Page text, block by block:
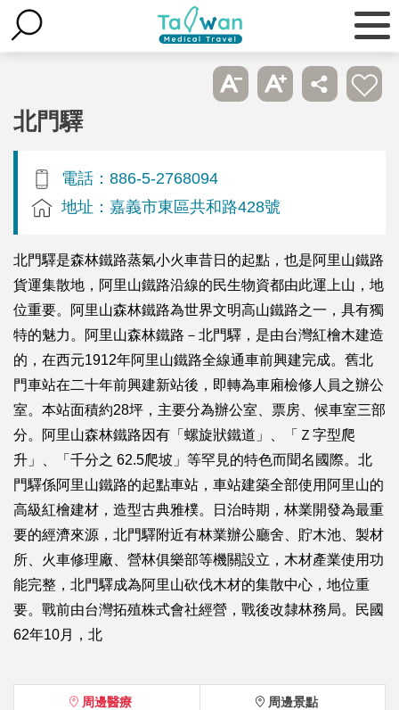
北門驛
電話：886-5-2768094
地址：嘉義市東區共和路428號
北門驛是森林鐵路蒸氣小火車昔日的起點，也是阿里山鐵路
貨運集散地，阿里山鐵路沿線的民生物資都由此運上山，地
位重要。阿里山森林鐵路為世界文明高山鐵路之一，具有獨
特的魅力。阿里山森林鐵路－北門驛，是由台灣紅檜木建造
的，在西元1912年阿里山鐵路全線通車前興建完成。舊北
門車站在二十年前興建新站後，即轉為車廂檢修人員之辦公
室。本站面積約28坪，主要分為辦公室、票房、候車室三部
分。阿里山森林鐵路因有「螺旋狀鐵道」、「Ｚ字型爬
升」、「千分之 62.5爬坡」等罕見的特色而聞名國際。北
門驛係阿里山鐵路的起點車站，車站建築全部使用阿里山的
高級紅檜建材，造型古典雅樸。日治時期，林業開發為最重
要的經濟來源，北門驛附近有林業辦公廳舍、貯木池、製材
所、火車修理廠、營林俱樂部等機關設立，木材產業使用功
能完整，北門驛成為阿里山砍伐木材的集散中心，地位重
要。戰前由台灣拓殖株式會社經營，戰後改隸林務局。民國
62年10月，北
周邊醫療 周邊景點